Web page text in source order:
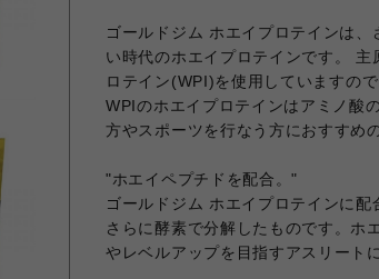
ゴールドジム ホエイプロテインは
い時代のホエイプロテインです。
ロテイン(WPI)を使用していますの
WPIのホエイプロテインはアミノ酸
方やスポーツを行なう方におすすめ
"ホエイペプチドを配合。"
ゴールドジム ホエイプロテインに
さらに酵素で分解したものです。ホ
やレベルアップを目指すアスリート